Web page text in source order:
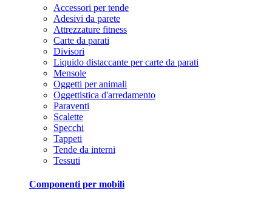
Accessori per tende
Adesivi da parete
Attrezzature fitness
Carte da parati
Divisori
Liquido distaccante per carte da parati
Mensole
Oggetti per animali
Oggettistica d'arredamento
Paraventi
Scalette
Specchi
Tappeti
Tende da interni
Tessuti
Componenti per mobili